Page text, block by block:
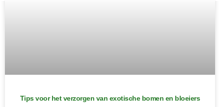
Tips voor het verzorgen van exotische bomen en bloeiers